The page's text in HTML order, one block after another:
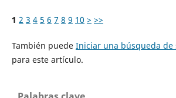
1 2 3 4 5 6 7 8 9 10 > >>
También puede Iniciar una búsqueda de
para este artículo.